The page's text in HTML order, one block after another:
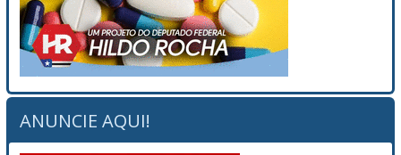
ANUNCIE AQUI!